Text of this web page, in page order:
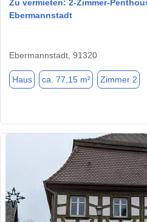
Zu vermieten: 2-Zimmer-
Ebermannstadt
Ebermannstadt, 91320
Haus ca. 77,15 m² Zimmer 2